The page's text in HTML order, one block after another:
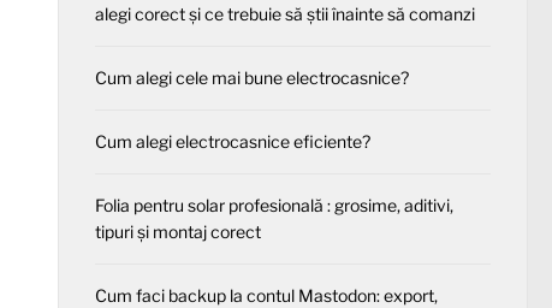
alegi corect și ce trebuie să știi înainte să comanzi
Cum alegi cele mai bune electrocasnice?
Cum alegi electrocasnice eficiente?
Folia pentru solar profesională : grosime, aditivi,
tipuri și montaj corect
Cum faci backup la contul Mastodon: export,